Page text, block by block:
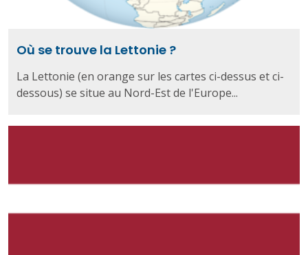
Où se trouve la Lettonie ?
La Lettonie (en orange sur les cartes ci-dessus et ci-
dessous) se situe au Nord-Est de l'Europe...